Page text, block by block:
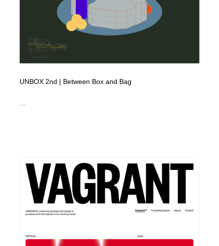
UNBOX 2nd | Between Box and Bag
...